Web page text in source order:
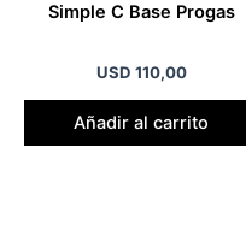
Simple C Base Progas
USD 110,00
Añadir al carrito